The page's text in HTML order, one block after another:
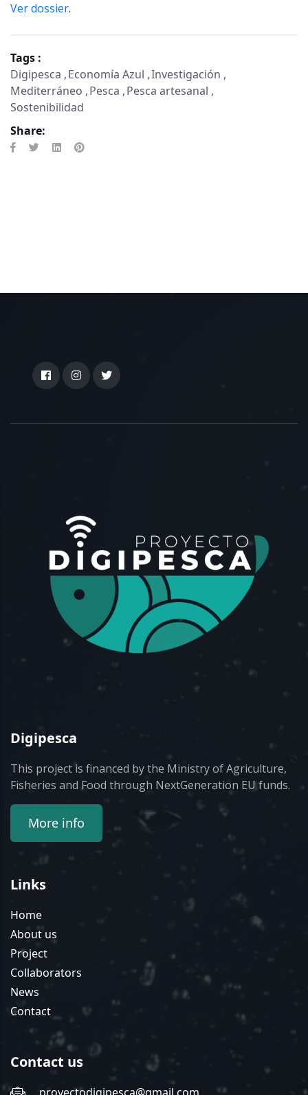
Ver dossier.
Tags :
Digipesca Economía Azul Investigación
Mediterráneo Pesca Pesca artesanal
Sostenibilidad
Share:
Digipesca
This project is financed by the Ministry of Agriculture,
Fisheries and Food through NextGeneration EU funds.
More info
Links
Home
About us
Project
Collaborators
News
Contact
Contact us